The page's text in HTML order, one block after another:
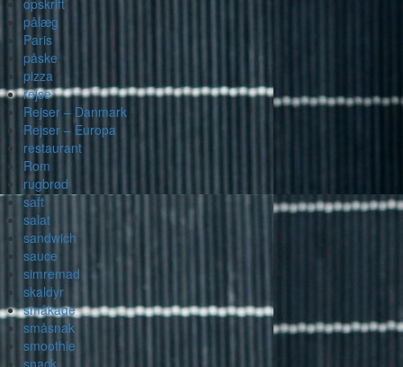
opskrift
pålæg
Paris
påske
pizza
rejse
Rejser – Danmark
Rejser – Europa
restaurant
Rom
rugbrød
saft
salat
sandwich
sauce
simremad
skaldyr
småkage
småsnak
smoothie
snack